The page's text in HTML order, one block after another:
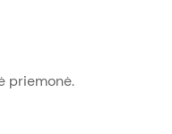
priemonė.